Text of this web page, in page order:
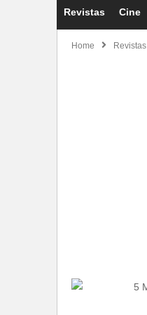
Revistas Cine
Home Revistas